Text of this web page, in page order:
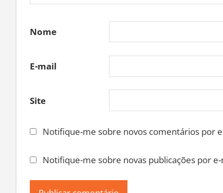
Nome
E-mail
Site
Notifique-me sobre novos comentários por
Notifique-me sobre novas publicações por